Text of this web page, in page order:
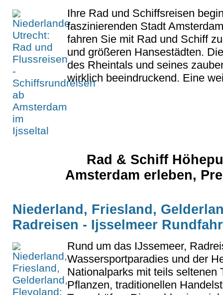
Ihre Rad und Schiffsreisen
faszinierenden Stadt
fahren Sie mit Rad und Schiff
und größeren Hansestädten.
des Rheintals und seines
wirklich beeindruckend. Eine
Rad & Schiff
Amsterdam erleben,
Niederland, Friesland,
Radreisen - Ijsselmeer
Rund um das IJssemeer,
Wassersportparadies und der
Nationalparks mit teils seltenen
Pflanzen, traditionellen